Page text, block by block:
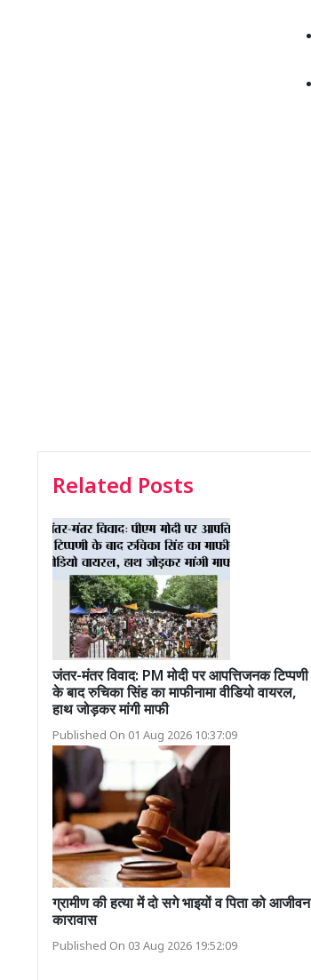
Related Posts
जंतर-मंतर विवाद: PM मोदी पर आपत्तिजनक टिप्पणी
के बाद रुचिका सिंह का माफीनामा वीडियो वायरल,
हाथ जोड़कर मांगी माफी
Published On 01 Aug 2026 10:37:09
ग्रामीण की हत्या में दो सगे भाइयों व पिता को आजीवन
कारावास
Published On 03 Aug 2026 19:52:09